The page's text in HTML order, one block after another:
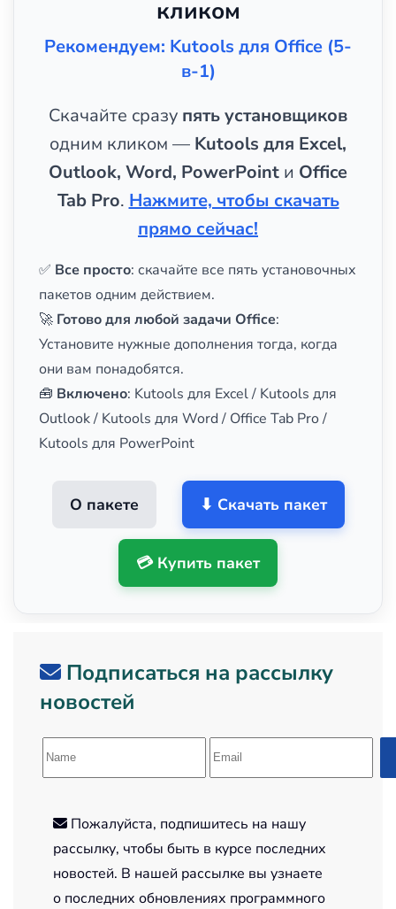
кликом
Рекомендуем: Kutools для Office (5-
в-1)
Скачайте сразу пять установщиков
одним кликом — Kutools для Excel,
Outlook, Word, PowerPoint и Office
Tab Pro. Нажмите, чтобы скачать
прямо сейчас!
✅ Все просто: скачайте все пять установочных
пакетов одним действием.
🚀 Готово для любой задачи Office:
Установите нужные дополнения тогда, когда
они вам понадобятся.
🧰 Включено: Kutools для Excel / Kutools для
Outlook / Kutools для Word / Office Tab Pro /
Kutools для PowerPoint
О пакете ⬇ Скачать пакет
💳 Купить пакет
Подписаться на рассылку
новостей
Пожалуйста, подпишитесь на нашу
рассылку, чтобы быть в курсе последних
новостей. В нашей рассылке вы узнаете
о последних обновлениях программного